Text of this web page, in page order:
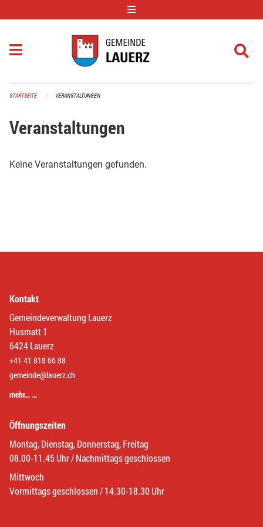
STARTSEITE VERANSTALTUNGEN
Veranstaltungen
Keine Veranstaltungen gefunden.
Kontakt
Gemeindeverwaltung Lauerz
Husmatt 1
6424 Lauerz
+41 41 818 66 88
gemeinde@lauerz.ch
mehr… …
Öffnungszeiten
Montag, Dienstag, Donnerstag, Freitag
08.00-11.45 Uhr / Nachmittags geschlossen
Mittwoch
Vormittags geschlossen / 14.30-18.30 Uhr